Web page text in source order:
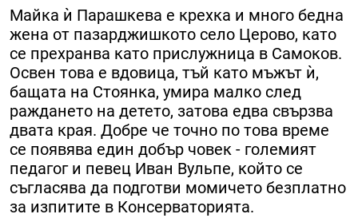
Майка ѝ Парашкева е крехка и много бедна
жена от пазарджишкото село Церово, като
се прехранва като прислужница в Самоков.
Освен това е вдовица, тъй като мъжът ѝ,
бащата на Стоянка, умира малко след
раждането на детето, затова едва свързва
двата края. Добре че точно по това време
се появява един добър човек - големият
педагог и певец Иван Вульпе, който се
съгласява да подготви момичето безплатно
за изпитите в Консерваторията.